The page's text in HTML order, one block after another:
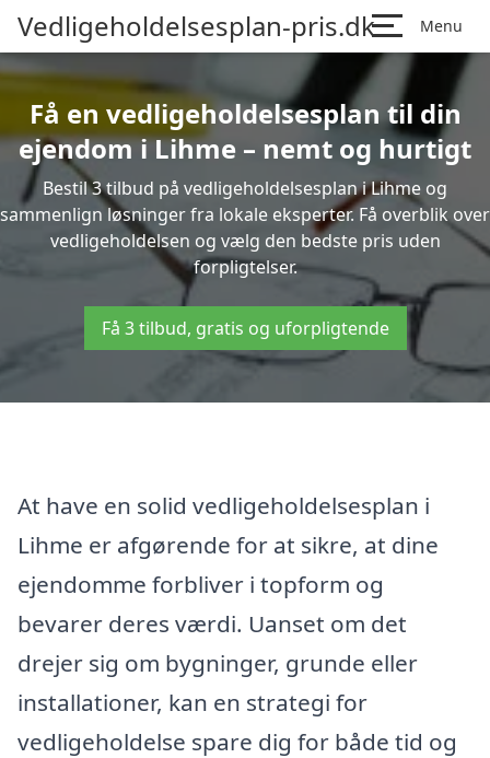
Vedligeholdelsesplan-pris.dk Menu
Få en vedligeholdelsesplan til din
ejendom i Lihme – nemt og hurtigt
Bestil 3 tilbud på vedligeholdelsesplan i Lihme og
sammenlign løsninger fra lokale eksperter. Få overblik over
vedligeholdelsen og vælg den bedste pris uden
forpligtelser.
Få 3 tilbud, gratis og uforpligtende
At have en solid vedligeholdelsesplan i
Lihme er afgørende for at sikre, at dine
ejendomme forbliver i topform og
bevarer deres værdi. Uanset om det
drejer sig om bygninger, grunde eller
installationer, kan en strategi for
vedligeholdelse spare dig for både tid og